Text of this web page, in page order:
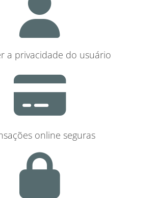
a privacidade do usuário
online seguras